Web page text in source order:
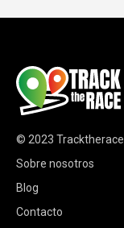
© 2023 Tracktherace
Sobre nosotros
Blog
Contacto